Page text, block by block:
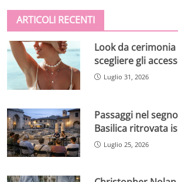
ARTICOLI RECENTI
Look da
scegliere gli
Luglio 31, 2026
Passaggi nel
Basilica ritrovata
Luglio 25, 2026